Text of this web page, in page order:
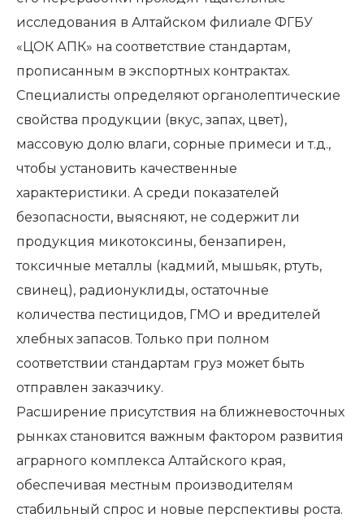
исследования в Алтайском филиале ФГБУ
«ЦОК АПК» на соответствие стандартам,
прописанным в экспортных контрактах.
Специалисты определяют органолептические
свойства продукции (вкус, запах, цвет),
массовую долю влаги, сорные примеси и т.д.,
чтобы установить качественные
характеристики. А среди показателей
безопасности, выясняют, не содержит ли
продукция микотоксины, бензапирен,
токсичные металлы (кадмий, мышьяк, ртуть,
свинец), радионуклиды, остаточные
количества пестицидов, ГМО и вредителей
хлебных запасов. Только при полном
соответствии стандартам груз может быть
отправлен заказчику.
Расширение присутствия на ближневосточных
рынках становится важным фактором развития
аграрного комплекса Алтайского края,
обеспечивая местным производителям
стабильный спрос и новые перспективы роста.